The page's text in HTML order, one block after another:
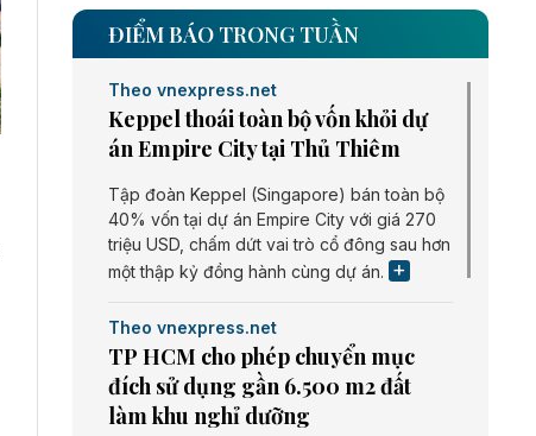
ĐIỂM BÁO TRONG TUẦN
Theo vnexpress.net
Keppel thoái toàn bộ vốn khỏi dự
án Empire City tại Thủ Thiêm
Tập đoàn Keppel (Singapore) bán toàn bộ
40% vốn tại dự án Empire City với giá 270
triệu USD, chấm dứt vai trò cổ đông sau hơn
một thập kỷ đồng hành cùng dự án.
Theo vnexpress.net
TP HCM cho phép chuyển mục
đích sử dụng gần 6.500 m2 đất
làm khu nghỉ dưỡng